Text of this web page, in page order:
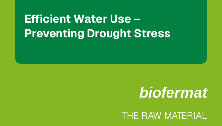
Efficient Water Use –
Preventing Drought Stress
biofermat
THE RAW MATERIAL